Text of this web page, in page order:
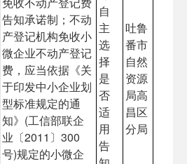
告知承诺制；不动
产登记机构免收小
微企业不动产登记
费，应当依据《关
于印发中小企业划
型标准规定的通
知》(工信部联企
业〔2011〕300
号)规定的小微企
自
主
选
择
是
否
适
用
告
吐鲁
番市
自然
资源
局高
昌区
分局